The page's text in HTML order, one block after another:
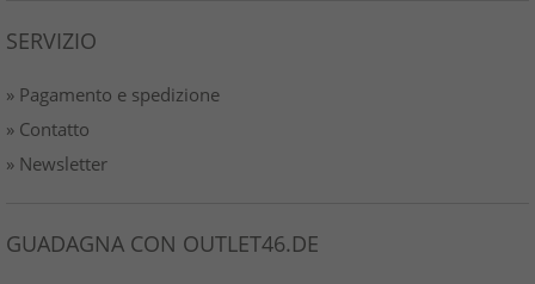
SERVIZIO
» Pagamento e spedizione
» Contatto
» Newsletter
GUADAGNA CON OUTLET46.DE